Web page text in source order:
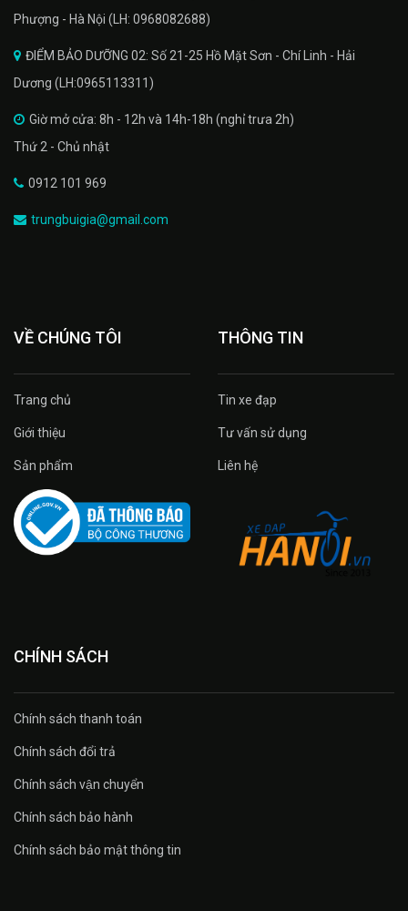
Phượng - Hà Nội (LH: 0968082688)
ĐIỂM BẢO DƯỠNG 02: Số 21-25 Hồ Mặt Sơn - Chí Linh - Hải
Dương (LH:0965113311)
Giờ mở cửa: 8h - 12h và 14h-18h (nghỉ trưa 2h)
Thứ 2 - Chủ nhật
0912 101 969
trungbuigia@gmail.com
VỀ CHÚNG TÔI
Trang chủ
Giới thiệu
Sản phẩm
THÔNG TIN
Tin xe đạp
Tư vấn sử dụng
Liên hệ
CHÍNH SÁCH
Chính sách thanh toán
Chính sách đổi trả
Chính sách vận chuyển
Chính sách bảo hành
Chính sách bảo mật thông tin